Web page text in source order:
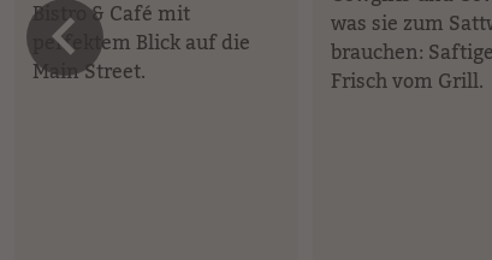
Bistro & Café mit
perfektem Blick auf die
Main Street.
was sie zum
brauchen:
Frisch vom Grill.